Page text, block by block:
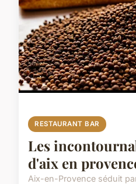
RESTAURANT BAR
Les
d'aix en
Aix-en-Provence séduit